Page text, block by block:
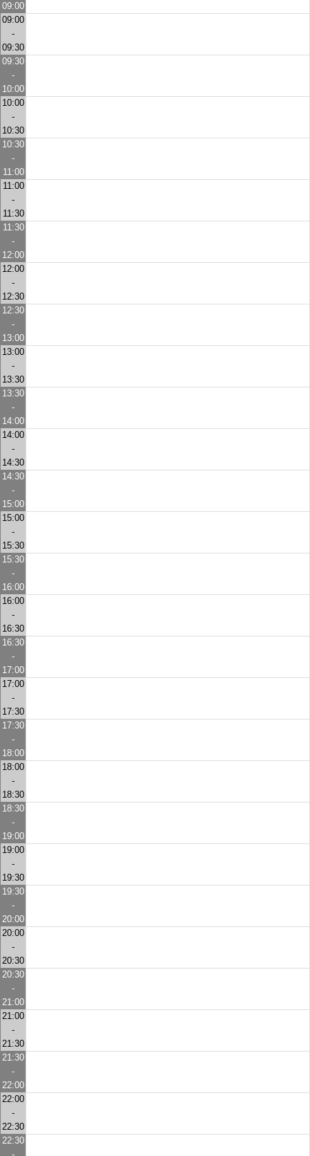
09:00
09:00
-
09:30
09:30
-
10:00
10:00
-
10:30
10:30
-
11:00
11:00
-
11:30
11:30
-
12:00
12:00
-
12:30
12:30
-
13:00
13:00
-
13:30
13:30
-
14:00
14:00
-
14:30
14:30
-
15:00
15:00
-
15:30
15:30
-
16:00
16:00
-
16:30
16:30
-
17:00
17:00
-
17:30
17:30
-
18:00
18:00
-
18:30
18:30
-
19:00
19:00
-
19:30
19:30
-
20:00
20:00
-
20:30
20:30
-
21:00
21:00
-
21:30
21:30
-
22:00
22:00
-
22:30
22:30